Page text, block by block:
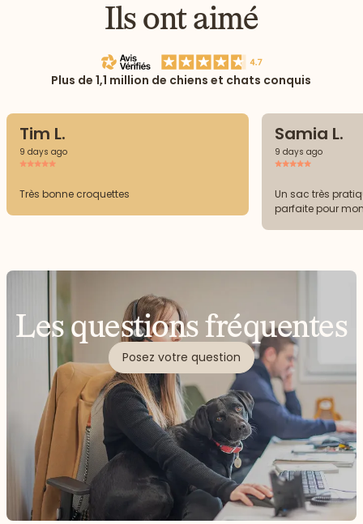
Ils ont aimé
Plus de 1,1 million de chiens et chats conquis
Tim L.
9 days ago
Très bonne croquettes
Samia L.
9 days ago
Un sac très
parfaite pour
Les questions fréquentes
Posez votre question